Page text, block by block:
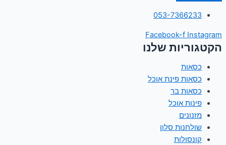
053-7366233
Facebook-f Instagram
הקטגוריות שלנו
כסאות
כסאות פינת אוכל
כסאות בר
פינות אוכל
מזנונים
שולחנות סלון
קונסולות